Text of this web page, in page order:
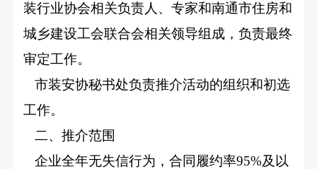
装行业协会相关负责人、专家和南通市住房和
城乡建设工会联合会相关领导组成，负责最终
审定工作。
市装安协秘书处负责推介活动的组织和初选
工作。
二、推介范围
企业全年无失信行为， 合同履约率95%及以